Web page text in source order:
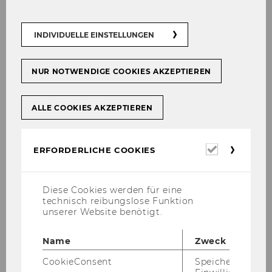
Die Prä­senz auf so­zia­len Netz­wer­ken zählt bei
Groß­un­ter­neh­men zu den eta­blier­ten Mar­ke­
(KMU) auf Social-​Media-Plattformen ver­tre­ten.
Ob­wohl So­cial Media in jüngs­ter Zeit be­son­
ders für diese Grup­pe von Un­ter­neh­men als
wer­den, ge­lingt es den KMU bis­her noch nicht,
des WU-​Instituts für KMU-​Management, ge­
mein­sam mit der Uni Liech­ten­stein, über das
unter der Pro­jekt­lei­tung von WU-​Forscherin
Isa­bel­la Hatak und Pro­fes­sor Sa­scha Kraus
(Vaduz) mehr als 400 Ent­schei­dungs­trä­
INDIVIDUELLE EINSTELLUNGEN
NUR NOTWENDIGE COOKIES AKZEPTIEREN
ALLE COOKIES AKZEPTIEREN
ERFORDERLICHE COOKIES
Diese Cookies werden für eine
technisch reibungslose Funktion
unserer Website benötigt.
Name
Zweck
CookieConsent
Speichert Ihre